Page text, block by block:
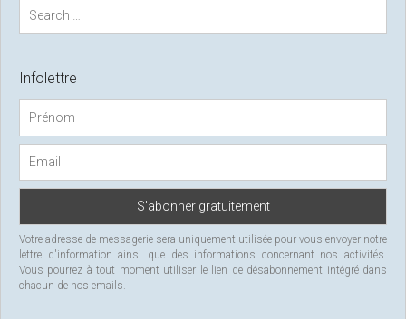
a
c
r
Infolettre
Votre adresse de messagerie sera uniquement utilisée pour vous envoyer notre
lettre d'information ainsi que des informations concernant nos activités.
Vous pourrez à tout moment utiliser le lien de désabonnement intégré dans
chacun de nos emails.